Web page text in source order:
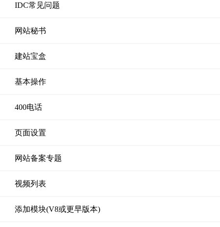
IDC常见问题
网站秘书
建站宝盒
基本操作
400电话
页面设置
网站备案专题
视频列表
添加模块(V8或更早版本)